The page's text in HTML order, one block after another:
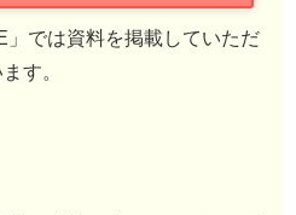
」では資料を掲載していただ
す。